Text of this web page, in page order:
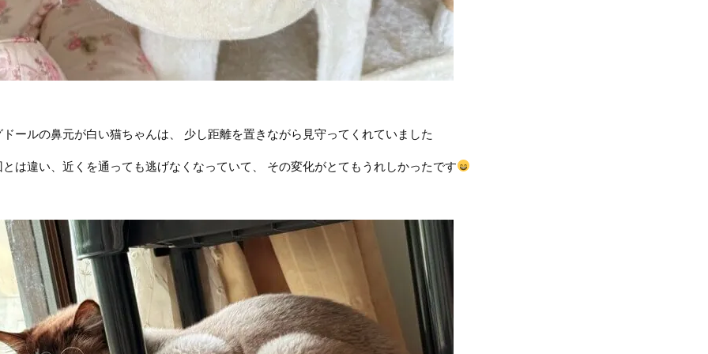
ドールの鼻元が白い猫ちゃんは、 少し距離を置きながら見守ってくれていました
とは違い、近くを通っても逃げなくなっていて、 その変化がとてもうれしかったです